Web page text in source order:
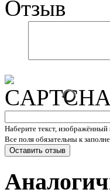
Отзыв
Наберите текст, изображённый
Все поля обязательны к